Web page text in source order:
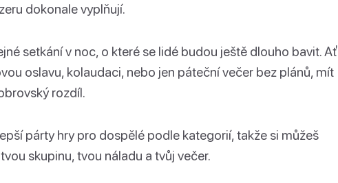
dokonale vyplňují.
setkání v noc, o které se lidé budou ještě dlouho bavit. Ať
oslavu, kolaudaci, nebo jen páteční večer bez plánů, mít
rozdíl.
párty hry pro dospělé podle kategorií, takže si můžeš
skupinu, tvou náladu a tvůj večer.